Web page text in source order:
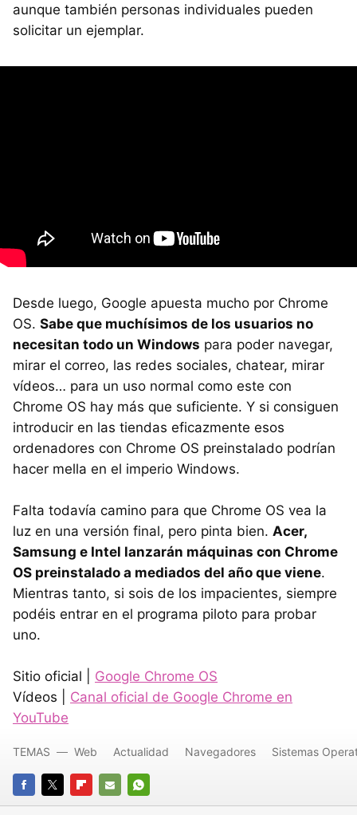
aunque también personas individuales pueden
solicitar un ejemplar.
Desde luego, Google apuesta mucho por Chrome
OS. Sabe que muchísimos de los usuarios no
necesitan todo un Windows para poder navegar,
mirar el correo, las redes sociales, chatear, mirar
vídeos… para un uso normal como este con
Chrome OS hay más que suficiente. Y si consiguen
introducir en las tiendas eficazmente esos
ordenadores con Chrome OS preinstalado podrían
hacer mella en el imperio Windows.
Falta todavía camino para que Chrome OS vea la
luz en una versión final, pero pinta bien. Acer,
Samsung e Intel lanzarán máquinas con Chrome
OS preinstalado a mediados del año que viene.
Mientras tanto, si sois de los impacientes, siempre
podéis entrar en el programa piloto para probar
uno.
Sitio oficial | Google Chrome OS
Vídeos | Canal oficial de Google Chrome en
YouTube
FACEBOOK
TWITTERFLIPBOARD
E-
WHATSAPP
TEMAS Web Actualidad Navegadores Sistemas